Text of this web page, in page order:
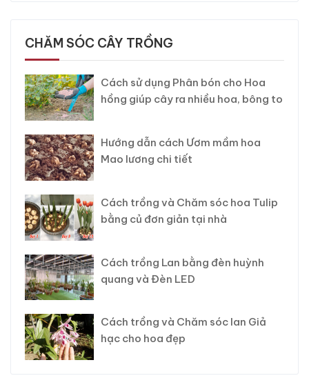
CHĂM SÓC CÂY TRỒNG
Cách sử dụng Phân bón cho Hoa
hồng giúp cây ra nhiều hoa, bông to
Hướng dẫn cách Ươm mầm hoa
Mao lương chi tiết
Cách trồng và Chăm sóc hoa Tulip
bằng củ đơn giản tại nhà
Cách trồng Lan bằng đèn huỳnh
quang và Đèn LED
Cách trồng và Chăm sóc lan Giả
hạc cho hoa đẹp